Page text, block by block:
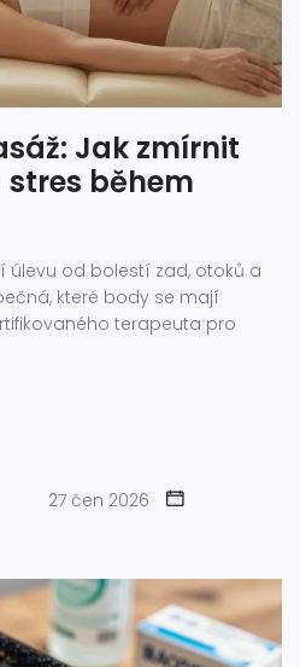
Jak zmírnit
během
úlevu od bolestí zad, otoků a
které body se mají
terapeuta pro
27 čen 2026